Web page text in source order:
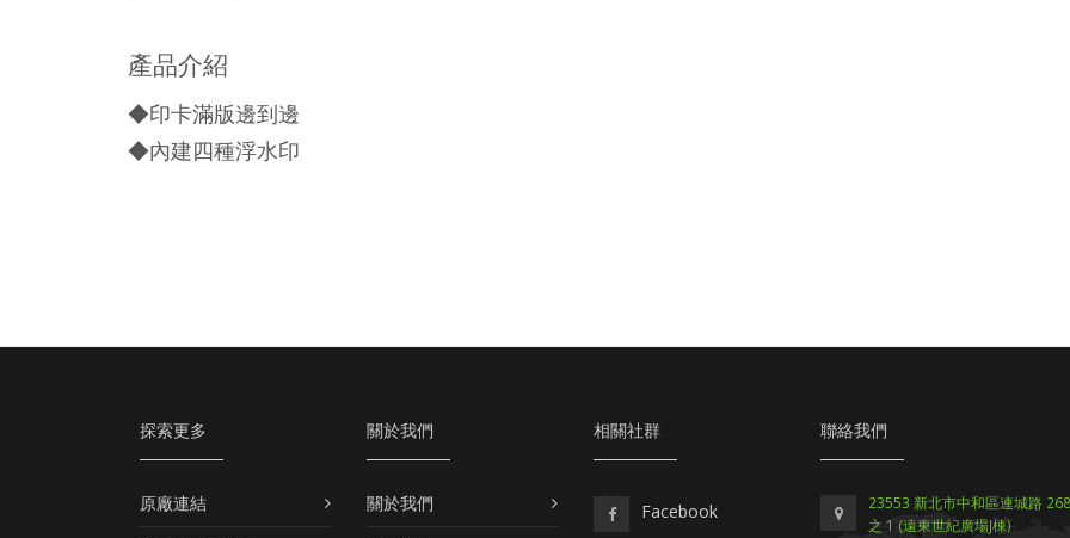
產品介紹
◆印卡滿版邊到邊
◆內建四種浮水印
探索更多
原廠連結
關於我們
關於我們
相關社群
Facebook
聯絡我們
23553 新北市中和區連城路
之 1 (遠東世紀廣場J棟)